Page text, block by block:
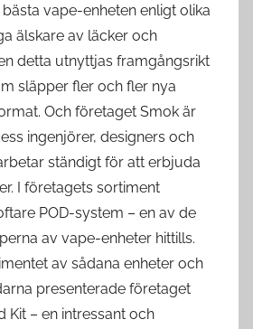
vape-enheten enligt olika
älskare av läcker och
detta utnyttjas framgångsrikt
släpper fler och fler nya
Och företaget Smok är
ingenjörer, designers och
ständigt för att erbjuda
I företagets sortiment
POD-system – en av de
av vape-enheter hittills.
av sådana enheter och
presenterade företaget
Kit – en intressant och